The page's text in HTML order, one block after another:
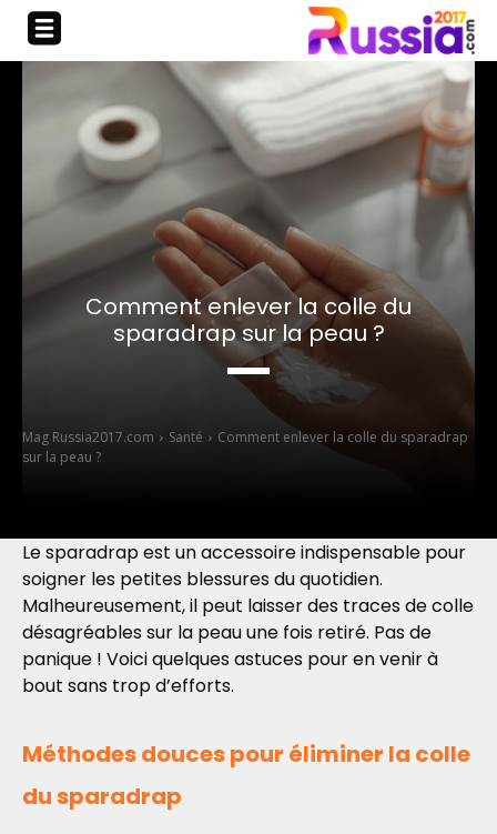
Comment enlever la colle du
sparadrap sur la peau ?
Mag Russia2017.com Santé
Comment enlever la colle du sparadrap
sur la peau ?
Le sparadrap est un accessoire indispensable pour
soigner les petites blessures du quotidien.
Malheureusement, il peut laisser des traces de colle
désagréables sur la peau une fois retiré. Pas de
panique ! Voici quelques astuces pour en venir à
bout sans trop d’efforts.
Méthodes douces pour éliminer la colle
du sparadrap